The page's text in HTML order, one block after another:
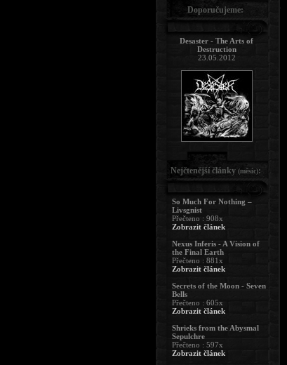
Doporučujeme:
Desaster - The Arts of
Destruction
23.05.2012
Nejčtenější články (měsíc):
So Much For Nothing –
Livsgnist
Přečteno : 908x
Zobrazit článek
Nexus Inferis - A Vision of
the Final Earth
Přečteno : 881x
Zobrazit článek
Secrets of the Moon - Seven
Bells
Přečteno : 605x
Zobrazit článek
Shrieks from the Abysmal
Sepulchre
Přečteno : 597x
Zobrazit článek